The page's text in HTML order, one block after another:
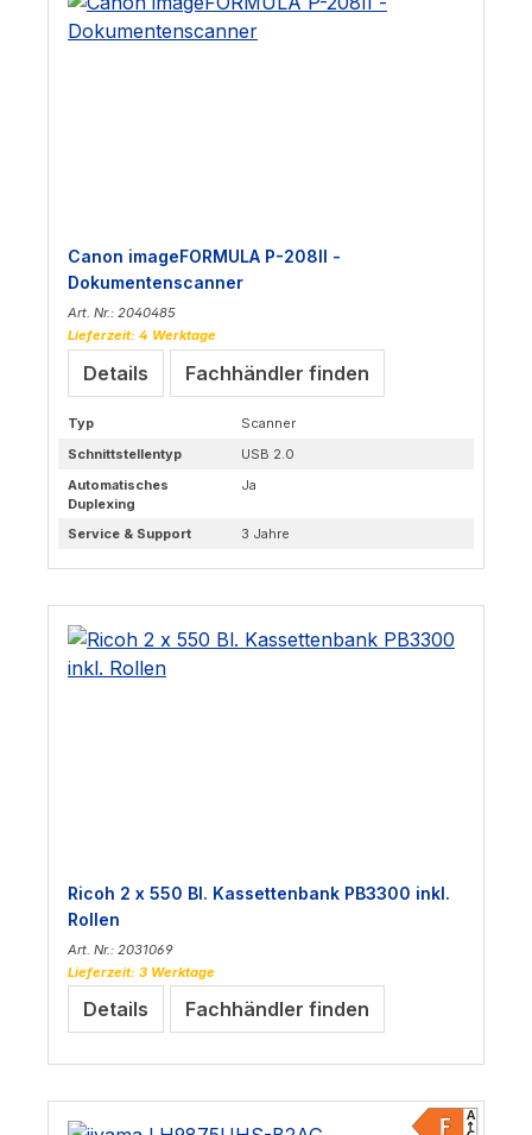
Canon imageFORMULA P-208II -
Dokumentenscanner
Art. Nr.: 2040485
Lieferzeit: 4 Werktage
Details Fachhändler finden
Typ
Scanner
Schnittstellentyp
USB 2.0
Automatisches
Duplexing
Ja
Service & Support 3 Jahre
Ricoh 2 x 550 Bl. Kassettenbank PB3300 inkl.
Rollen
Art. Nr.: 2031069
Lieferzeit: 3 Werktage
Details Fachhändler finden